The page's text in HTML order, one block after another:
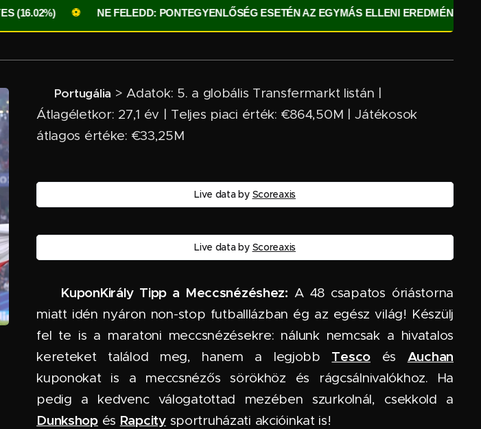
⚽ NE FELEDD: PONTEGYENLŐSÉG ESETÉN AZ EGYMÁS ELLENI EREDMÉNY DÖNT! ⚽
Portugália > Adatok: 5. a globális Transfermarkt listán |
Átlagéletkor: 27,1 év | Teljes piaci érték: €864,50M | Játékosok
átlagos értéke: €33,25M
Live data by Scoreaxis
Live data by Scoreaxis
KuponKirály Tipp a Meccsnézéshez: A 48 csapatos óriástorna
miatt idén nyáron non-stop futballlázban ég az egész világ! Készülj
fel te is a maratoni meccsnézésekre: nálunk nemcsak a hivatalos
kereteket találod meg, hanem a legjobb Tesco és Auchan
kuponokat is a meccsnézős sörökhöz és rágcsálnivalókhoz. Ha
pedig a kedvenc válogatottad mezében szurkolnál, csekkold a
Dunkshopés Rapcitysportruházati akcióinkat is!